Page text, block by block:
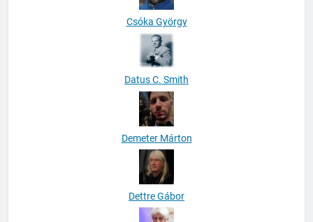
Csóka György
Datus C. Smith
Demeter Márton
Dettre Gábor